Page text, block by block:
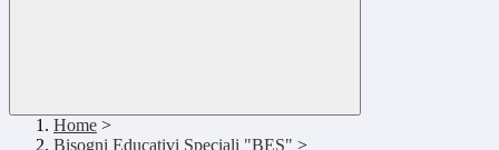
Home >
Bisogni Educativi Speciali "BES" >